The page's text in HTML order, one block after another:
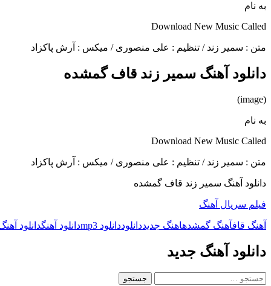
به نام
Download New Music Called
متن : سمیر زند / تنظیم : علی منصوری / میکس : آرش پاکزاد
دانلود آهنگ سمیر زند قاف گمشده
(image)
به نام
Download New Music Called
متن : سمیر زند / تنظیم : علی منصوری / میکس : آرش پاکزاد
دانلود آهنگ سمیر زند قاف گمشده
فیلم سریال آهنگ
آهنگ قافآهنگ گمشدهاهنگ جدیددانلوددانلود mp3 دانلود آهنگدانلود
دانلود آهنگ جدید
جستجو